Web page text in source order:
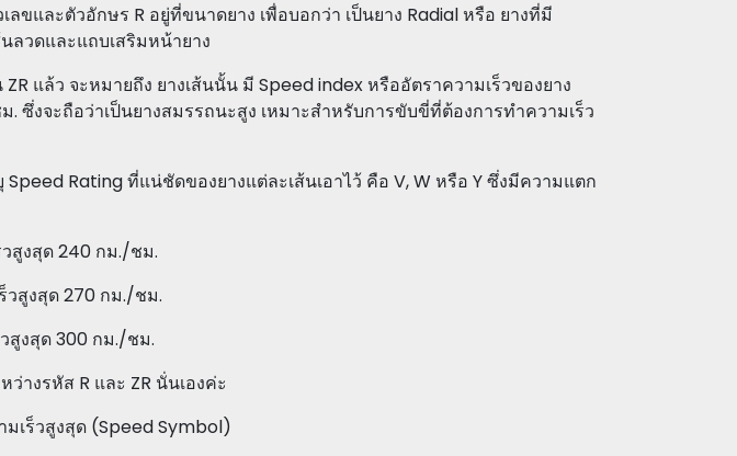
ลขและตัวอักษร R อยู่ที่ขนาดยาง เพื่อบอกว่า เป็นยาง Radial หรือ ยางที่มี
ลวดและแถบเสริมหน้ายาง
ZR แล้ว จะหมายถึง ยางเส้นนั้น มี Speed index หรืออัตราความเร็วของยาง
ซึ่งจะถือว่าเป็นยางสมรรถนะสูง เหมาะสำหรับการขับขี่ที่ต้องการทำความเร็ว
Rating ที่แน่ชัดของยางแต่ละเส้นเอาไว้ คือ V, W หรือ Y ซึ่งมีความแตก
สูงสุด 240 กม./ชม.
วสูงสุด 270 กม./ชม.
สูงสุด 300 กม./ชม.
างรหัส R และ ZR นั่นเองค่ะ
เร็วสูงสุด (Speed Symbol)